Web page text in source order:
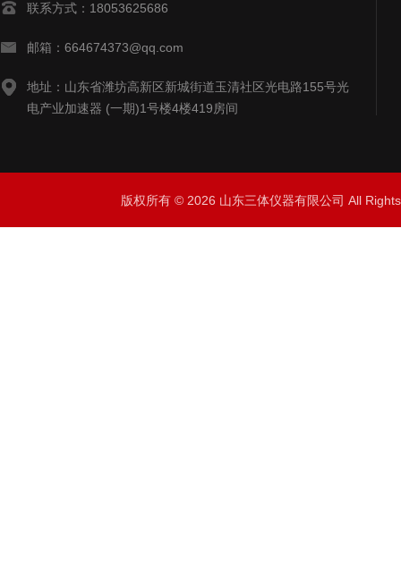
联系方式：18053625686
邮箱：664674373@qq.com
地址：山东省潍坊高新区新城街道玉清社区光电路155号光
电产业加速器 (一期)1号楼4楼419房间
版权所有 © 2026 山东三体仪器有限公司 All